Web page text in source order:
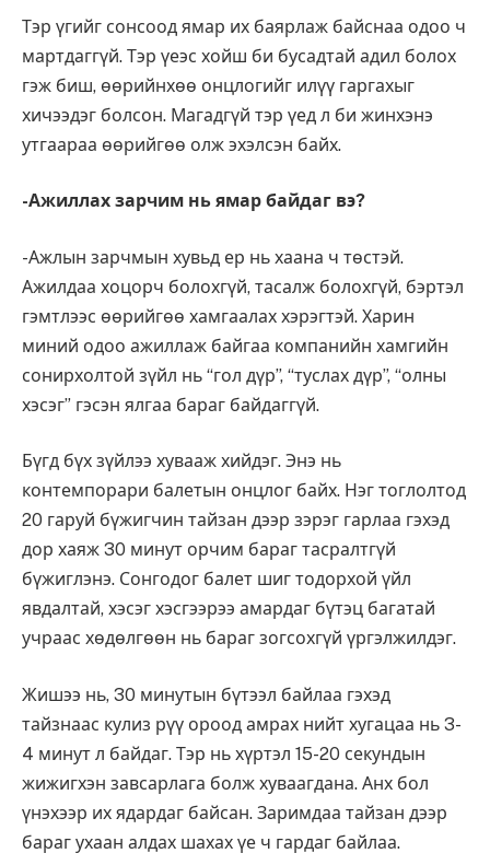
Тэр үгийг сонсоод ямар их баярлаж байснаа одоо ч
мартдаггүй. Тэр үеэс хойш би бусадтай адил болох
гэж биш, өөрийнхөө онцлогийг илүү гаргахыг
хичээдэг болсон. Магадгүй тэр үед л би жинхэнэ
утгаараа өөрийгөө олж эхэлсэн байх.
-Ажиллах зарчим нь ямар байдаг вэ?
-Ажлын зарчмын хувьд ер нь хаана ч төстэй.
Ажилдаа хоцорч болохгүй, тасалж болохгүй, бэртэл
гэмтлээс өөрийгөө хамгаалах хэрэгтэй. Харин
миний одоо ажиллаж байгаа компанийн хамгийн
сонирхолтой зүйл нь “гол дүр”, “туслах дүр”, “олны
хэсэг” гэсэн ялгаа бараг байдаггүй.
Бүгд бүх зүйлээ хувааж хийдэг. Энэ нь
контемпорари балетын онцлог байх. Нэг тоглолтод
20 гаруй бүжигчин тайзан дээр зэрэг гарлаа гэхэд
дор хаяж 30 минут орчим бараг тасралтгүй
бүжиглэнэ. Сонгодог балет шиг тодорхой үйл
явдалтай, хэсэг хэсгээрээ амардаг бүтэц багатай
учраас хөдөлгөөн нь бараг зогсохгүй үргэлжилдэг.
Жишээ нь, 30 минутын бүтээл байлаа гэхэд
тайзнаас кулиз рүү ороод амрах нийт хугацаа нь 3-
4 минут л байдаг. Тэр нь хүртэл 15-20 секундын
жижигхэн завсарлага болж хуваагдана. Анх бол
үнэхээр их ядардаг байсан. Заримдаа тайзан дээр
бараг ухаан алдах шахах үе ч гардаг байлаа.